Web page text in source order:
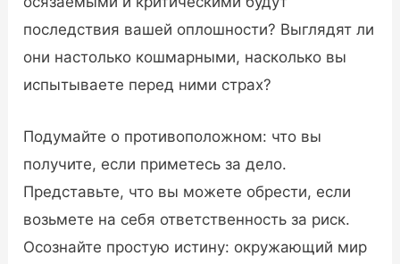
последствия вашей оплошности? Выглядят ли
они настолько кошмарными, насколько вы
испытываете перед ними страх?
Подумайте о противоположном: что вы
получите, если приметесь за дело.
Представьте, что вы можете обрести, если
возьмете на себя ответственность за риск.
Осознайте простую истину: окружающий мир